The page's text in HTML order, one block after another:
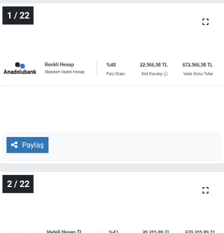
1 / 22
Paylaş
2 / 22
Gün Ortası
Kimdir
Kültür Sanat